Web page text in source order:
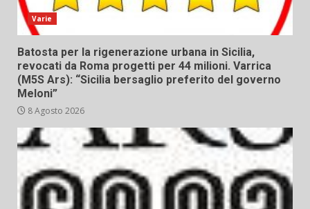
Varie
Batosta per la rigenerazione urbana in Sicilia,
revocati da Roma progetti per 44 milioni. Varrica
(M5S Ars): “Sicilia bersaglio preferito del governo
Meloni”
8 Agosto 2026